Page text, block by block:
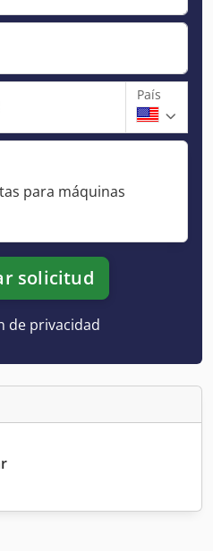
País
para máquinas
solicitud
de privacidad